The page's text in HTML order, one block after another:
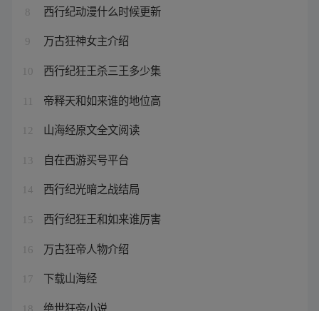
8 西行纪动漫什么时候更新
9 万古狂神女主介绍
10 西行纪狂王杀三王多少集
帝释天和如来谁的地位高
12 山海经原文全文阅读
13 自在西游买号平台
14 西行纪光暗之战结局
15 西行纪狂王和如来谁厉害
16 万古狂帝人物介绍
17 下载山海经
18 绝世狂帝小说